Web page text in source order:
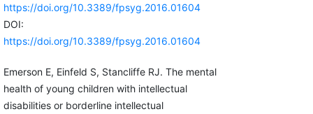
https://doi.org/10.3389/fpsyg.2016.01604
DOI:
https://doi.org/10.3389/fpsyg.2016.01604
Emerson E, Einfeld S, Stancliffe RJ. The mental
health of young children with intellectual
disabilities or borderline intellectual